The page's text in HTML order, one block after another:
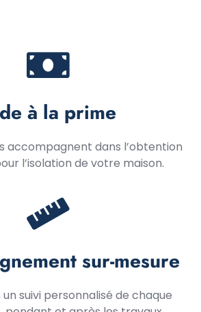
à la prime
accompagnent dans l’obtention
l’isolation de votre maison.
sur-mesure
un suivi personnalisé de chaque